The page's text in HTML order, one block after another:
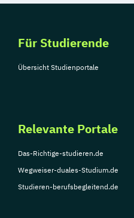
Für Studierende
Übersicht Studienportale
Relevante Portale
Das-Richtige-studieren.de
Wegweiser-duales-Studium.de
Studieren-berufsbegleitend.de